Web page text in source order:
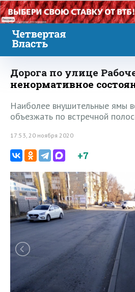
Реклама
Дорога по улице
ненормативное
Наиболее внушительные ямы
объезжать по встречной
17:53, 20 ноября 2020
+7